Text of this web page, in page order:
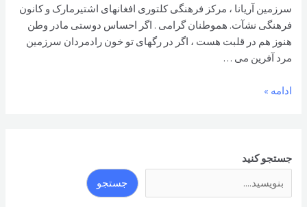
سرزمین آریانا ، مرکز فرهنگی کلتوری افغانهای اشتیرمارک و کانون
فرهنگی نشآت. هموطنان گرامی . اگر احساس دوستی مادر وطن
هنوز هم در قلبت هست ، اگر در رگهای تو خون رادمردان سرزمین
مرد آفرین می …
کریمی
با
خصومت
های
ادامه »
جستجو کنید
جستجو